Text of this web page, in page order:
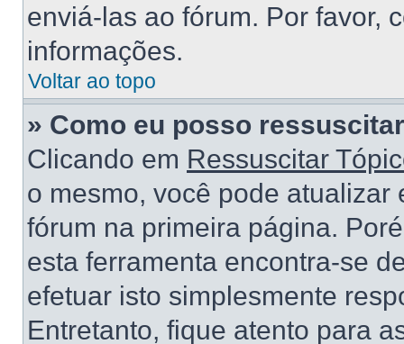
enviá-las ao fórum. Por favor,
informações.
Voltar ao topo
» Como eu posso
Clicando em Ressuscitar
o mesmo, você pode
fórum na primeira página.
esta ferramenta encontra-se
efetuar isto simplesmente
Entretanto, fique atento para